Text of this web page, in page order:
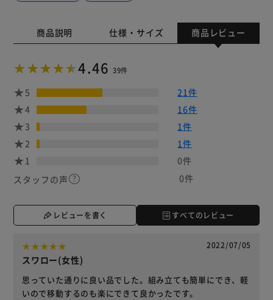
商品説明 仕様・サイズ 商品レビュー
4.46 39件
5
21件
4
16件
3
1件
2
1件
1
0件
スタッフの声
0件
レビューを書く すべてのレビュー
2022/07/05
スワロー(女性)
思っていた通りに良い品でした。組み立ても簡単にでき、軽
いので移動するのも楽にできて良かったです。